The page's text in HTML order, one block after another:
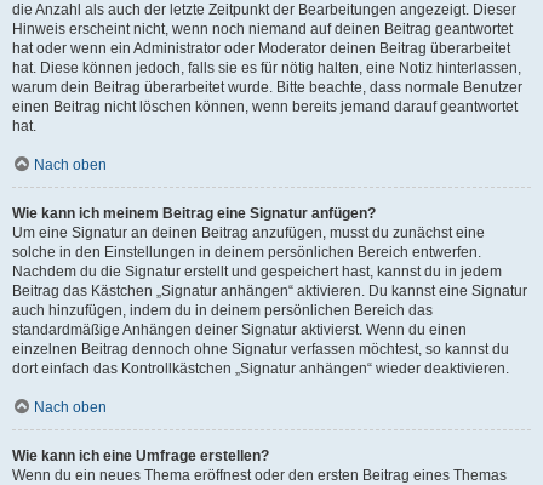
die Anzahl als auch der letzte Zeitpunkt der Bearbeitungen angezeigt. Dieser
Hinweis erscheint nicht, wenn noch niemand auf deinen Beitrag geantwortet
hat oder wenn ein Administrator oder Moderator deinen Beitrag überarbeitet
hat. Diese können jedoch, falls sie es für nötig halten, eine Notiz hinterlassen,
warum dein Beitrag überarbeitet wurde. Bitte beachte, dass normale Benutzer
einen Beitrag nicht löschen können, wenn bereits jemand darauf geantwortet
hat.
Nach oben
Wie kann ich meinem Beitrag eine Signatur anfügen?
Um eine Signatur an deinen Beitrag anzufügen, musst du zunächst eine
solche in den Einstellungen in deinem persönlichen Bereich entwerfen.
Nachdem du die Signatur erstellt und gespeichert hast, kannst du in jedem
Beitrag das Kästchen „Signatur anhängen“ aktivieren. Du kannst eine Signatur
auch hinzufügen, indem du in deinem persönlichen Bereich das
standardmäßige Anhängen deiner Signatur aktivierst. Wenn du einen
einzelnen Beitrag dennoch ohne Signatur verfassen möchtest, so kannst du
dort einfach das Kontrollkästchen „Signatur anhängen“ wieder deaktivieren.
Nach oben
Wie kann ich eine Umfrage erstellen?
Wenn du ein neues Thema eröffnest oder den ersten Beitrag eines Themas